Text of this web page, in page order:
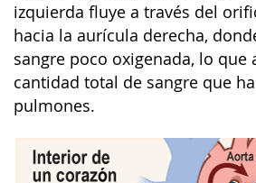
izquierda fluye a través del
hacia la aurícula derecha,
sangre poco oxigenada, lo que
cantidad total de sangre que
pulmones.